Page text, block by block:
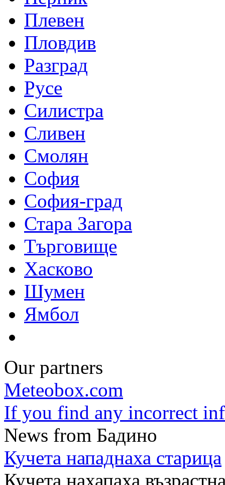
Плевен
Пловдив
Разград
Русе
Силистра
Сливен
Смолян
София
София-град
Стара Загора
Търговище
Хасково
Шумен
Ямбол
Our partners
Meteobox.com
If you find any incorrect
News from Бадино
Кучета нападнаха старица
Кучета нахапаха